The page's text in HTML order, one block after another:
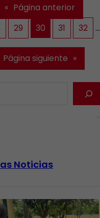
« Página anterior
29 30 31 32
…
Página siguiente »
Noticias